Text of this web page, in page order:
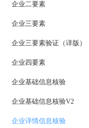
企业二要素
企业三要素
企业三要素验证（详版）
企业四要素
企业基础信息核验
企业基础信息核验V2
企业详情信息核验